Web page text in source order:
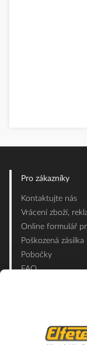
Pro zákazníky
Kontaktujte nás
Vrácení zboží,
Online formulář
Poškozená zásilka
Pobočky
FAQ